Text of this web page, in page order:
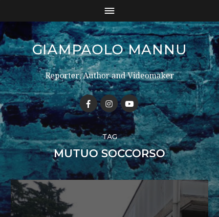
GIAMPAOLO MANNU
Reporter, Author and Videomaker
TAG
MUTUO SOCCORSO